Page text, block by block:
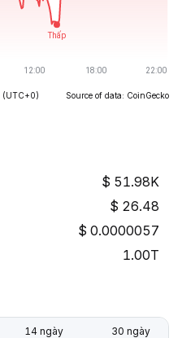
(UTC+0) Source of data: CoinGecko
51.98K
26.48
0.0000057
1.00T
14 ngày 30 ngày